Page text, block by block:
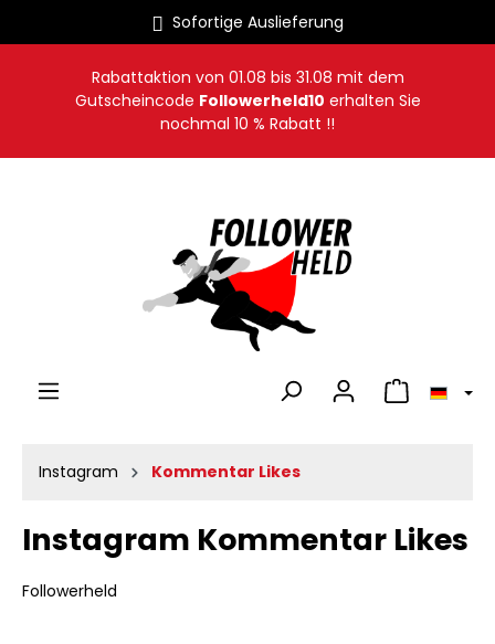
Sofortige Auslieferung
Rabattaktion von 01.08 bis 31.08 mit dem
Gutscheincode Followerheld10 erhalten Sie
nochmal 10 % Rabatt !!
Warenkorb
Instagram Kommentar Likes
Instagram Kommentar Likes
Followerheld